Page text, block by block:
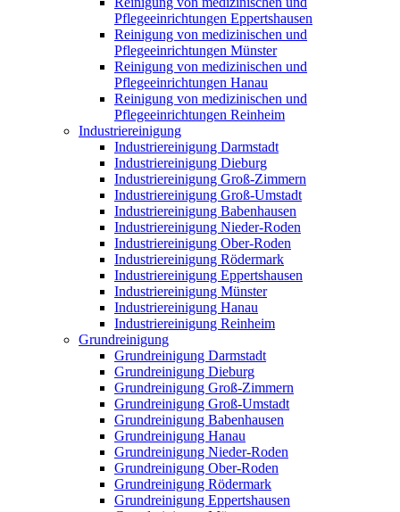
Pflegeeinrichtungen Eppertshausen
Reinigung von medizinischen und
Pflegeeinrichtungen Münster
Reinigung von medizinischen und
Pflegeeinrichtungen Hanau
Reinigung von medizinischen und
Pflegeeinrichtungen Reinheim
Industriereinigung
Industriereinigung Darmstadt
Industriereinigung Dieburg
Industriereinigung Groß-Zimmern
Industriereinigung Groß-Umstadt
Industriereinigung Babenhausen
Industriereinigung Nieder-Roden
Industriereinigung Ober-Roden
Industriereinigung Rödermark
Industriereinigung Eppertshausen
Industriereinigung Münster
Industriereinigung Hanau
Industriereinigung Reinheim
Grundreinigung
Grundreinigung Darmstadt
Grundreinigung Dieburg
Grundreinigung Groß-Zimmern
Grundreinigung Groß-Umstadt
Grundreinigung Babenhausen
Grundreinigung Hanau
Grundreinigung Nieder-Roden
Grundreinigung Ober-Roden
Grundreinigung Rödermark
Grundreinigung Eppertshausen